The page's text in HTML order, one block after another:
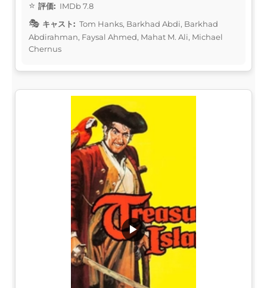
評価: IMDb 7.8
キャスト: Tom Hanks, Barkhad Abdi, Barkhad
Abdirahman, Faysal Ahmed, Mahat M. Ali, Michael
Chernus
▶